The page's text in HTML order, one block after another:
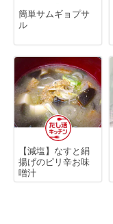
簡単サムギョプサ
ル
【減塩】なすと絹
揚げのピリ辛お味
噌汁